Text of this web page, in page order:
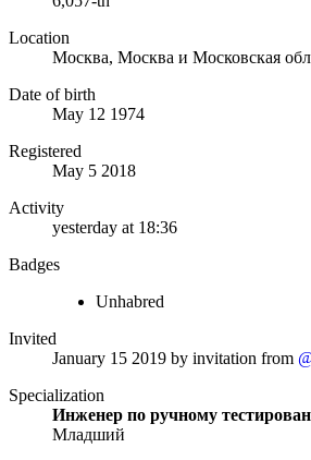
Location
Москва, Москва и Московская
Date of birth
May 12 1974
Registered
May 5 2018
Activity
yesterday at 18:36
Badges
Unhabred
Invited
January 15 2019 by invitation from
Specialization
Инженер по ручному
Младший